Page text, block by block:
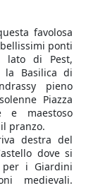
favolosa
ponti
lato di Pest,
la Basilica di
pieno
Piazza
e maestoso
pranzo.
destra del
dove si
per i Giardini
medievali.